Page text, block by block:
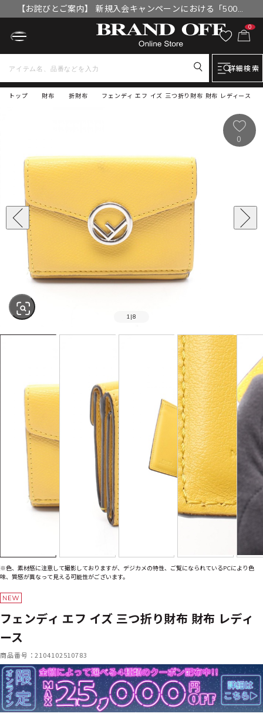
【お詫びとご案内】 新規入会キャンペーンにおける「500円
OFFクーポン」付与漏れと補填について
0
詳細検索
トップ フェンディ エフ イズ 三つ折り財布 財布 レディース
財布 折財布
SOLD OUT
1 |8
0
※色、素材感に注意して撮影しておりますが、デジカメの特性、ご覧になられているPCにより色
味、質感が異なって見える可能性がございます。
フェンディ エフ イズ 三つ折り財布 財布 レディ
ース
商品番号：2104102510783